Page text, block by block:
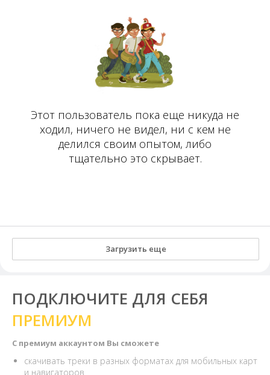
Этот пользователь пока еще никуда не
ходил, ничего не видел, ни с кем не
делился своим опытом, либо
тщательно это скрывает.
Загрузить еще
ПОДКЛЮЧИТЕ ДЛЯ СЕБЯ
ПРЕМИУМ
С премиум аккаунтом Вы сможете
скачивать треки в разных форматах для мобильных карт
и навигаторов